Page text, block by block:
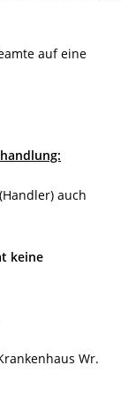
auf eine
auch
keine
Wr.